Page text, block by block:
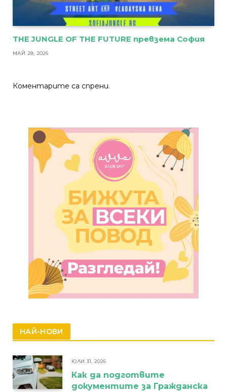
THE JUNGLE OF THE FUTURE превзема София
МАЙ 28, 2026
Коментарите са спрени.
НАЙ-НОВИ
ЮЛИ 31, 2026
Как да подготвите
документите за Гражданска